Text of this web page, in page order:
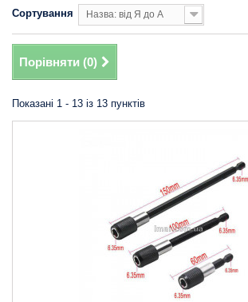
Сортування Назва: від Я до А
Порівняти (0)
Показані 1 - 13 із 13 пунктів